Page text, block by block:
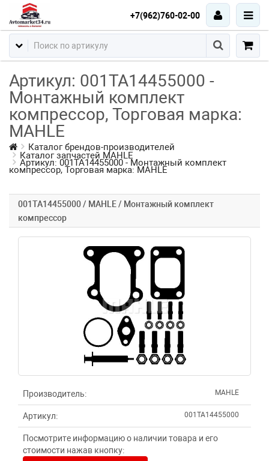
+7(962)760-02-00
Артикул: 001TA14455000 -
Монтажный комплект
компрессор, Торговая марка:
MAHLE
Каталог брендов-производителей
Каталог запчастей MAHLE
Артикул: 001TA14455000 - Монтажный комплект
компрессор, Торговая марка: MAHLE
001TA14455000 / MAHLE / Монтажный комплект
компрессор
Производитель: MAHLE
Артикул: 001TA14455000
Посмотрите информацию о наличии товара и его
стоимости нажав кнопку: